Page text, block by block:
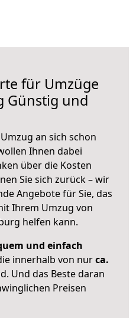
für Umzüge
Günstig und
an sich schon
Ihnen dabei
über die Kosten
Sie sich zurück – wir
Angebote für Sie, das
Ihrem Umzug von
helfen kann.
und einfach
innerhalb von nurca.
Und das Beste daran
Preisen